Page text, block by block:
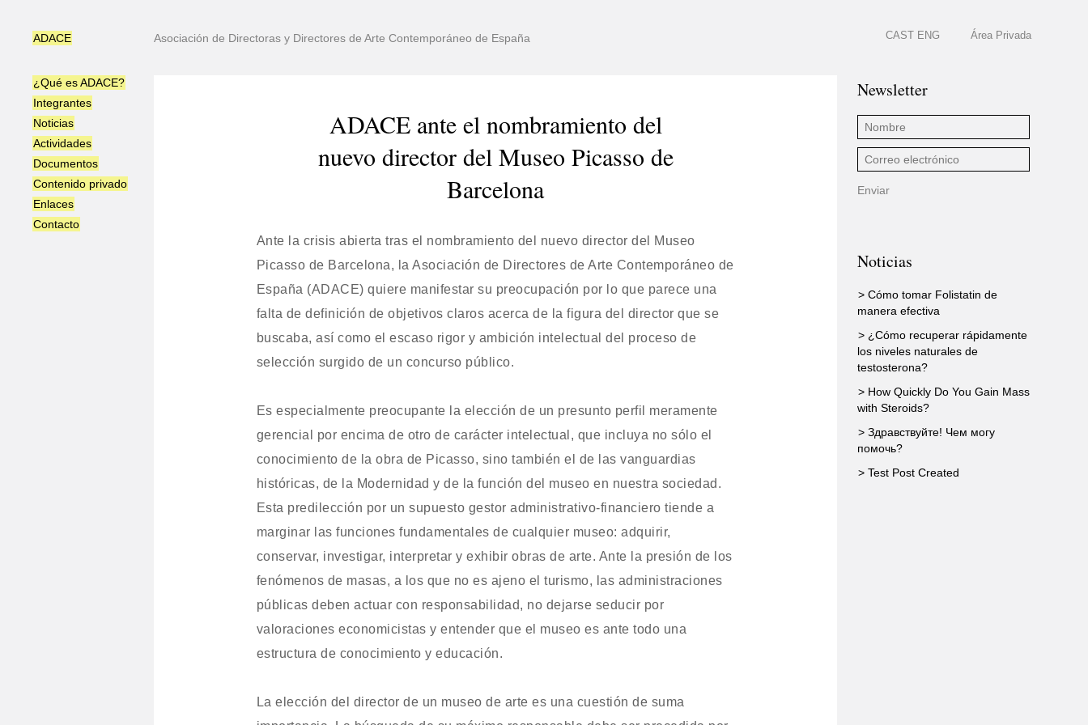
ADACE Asociación de Directoras y Directores de Arte Contemporáneo de España CAST ENG Área Privada
¿Qué es ADACE?
Integrantes
Noticias
Actividades
Documentos
Contenido privado
Enlaces
Contacto
ADACE ante el nombramiento del
nuevo director del Museo Picasso de
Barcelona
Ante la crisis abierta tras el nombramiento del nuevo director del Museo
Picasso de Barcelona, la Asociación de Directores de Arte Contemporáneo de
España (ADACE) quiere manifestar su preocupación por lo que parece una
falta de definición de objetivos claros acerca de la figura del director que se
buscaba, así como el escaso rigor y ambición intelectual del proceso de
selección surgido de un concurso público.
Es especialmente preocupante la elección de un presunto perfil meramente
gerencial por encima de otro de carácter intelectual, que incluya no sólo el
conocimiento de la obra de Picasso, sino también el de las vanguardias
históricas, de la Modernidad y de la función del museo en nuestra sociedad.
Esta predilección por un supuesto gestor administrativo-financiero tiende a
marginar las funciones fundamentales de cualquier museo: adquirir,
conservar, investigar, interpretar y exhibir obras de arte. Ante la presión de los
fenómenos de masas, a los que no es ajeno el turismo, las administraciones
públicas deben actuar con responsabilidad, no dejarse seducir por
valoraciones economicistas y entender que el museo es ante todo una
estructura de conocimiento y educación.
La elección del director de un museo de arte es una cuestión de suma
Newsletter
Noticias
> Cómo tomar Folistatin de
manera efectiva
> ¿Cómo recuperar rápidamente
los niveles naturales de
testosterona?
> How Quickly Do You Gain Mass
with Steroids?
> Здравствуйте! Чем могу
помочь?
> Test Post Created